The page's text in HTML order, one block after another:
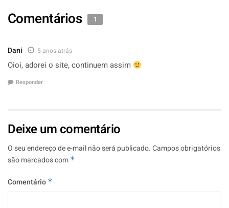
Comentários 1
Dani 5 anos atrás
Oioi, adorei o site, continuem assim
Responder
Deixe um comentário
O seu endereço de e-mail não será publicado.Campos obrigatórios
são marcados com *
Comentário *